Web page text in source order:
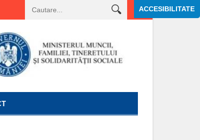
consilier juridic clasa I grad profesional asistent – Serviciul juridic,
ACCESIBILITATE